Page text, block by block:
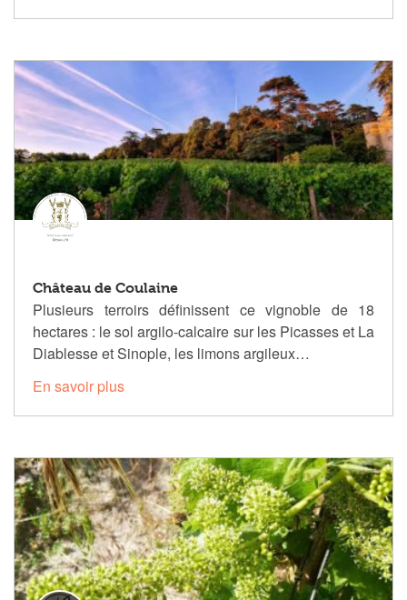
Château de Coulaine
Plusieurs terroirs définissent ce vignoble de 18
hectares : le sol argilo-calcaire sur les Picasses et La
Diablesse et Sinople, les limons argileux…
En savoir plus